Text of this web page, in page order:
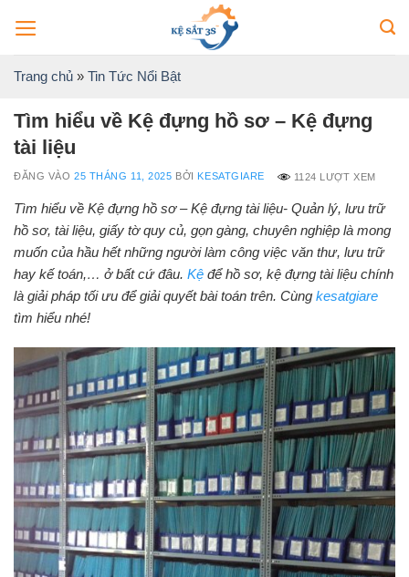
qua
nội
dungTrang chủ » Tin Tức Nổi Bật
Tìm hiểu về Kệ đựng hồ sơ – Kệ đựng
tài liệu
ĐĂNG VÀO25 THÁNG 11, 2025 BỞI KESATGIARE 1124 LƯỢT XEM
Tìm hiểu về Kệ đựng hồ sơ – Kệ đựng tài liệu- Quản lý, lưu trữ
hồ sơ, tài liệu, giấy tờ quy củ, gọn gàng, chuyên nghiệp là mong
muốn của hầu hết những người làm công việc văn thư, lưu trữ
hay kế toán,… ở bất cứ đâu. Kệ để hồ sơ, kệ đựng tài liệu chính
là giải pháp tối ưu để giải quyết bài toán trên. Cùng kesatgiare
tìm hiểu nhé!